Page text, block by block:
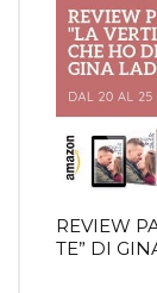
REVIEW
TE” DI